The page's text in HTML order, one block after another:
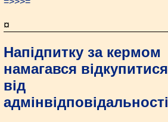
¤
Напідпитку за кермом
намагався відкупитися
від
адмінвідповідальності